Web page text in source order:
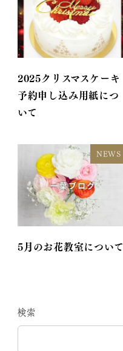
2025クリスマスケーキ
予約申し込み用紙につ
いて
NEWS
5月のお花教室について
検索